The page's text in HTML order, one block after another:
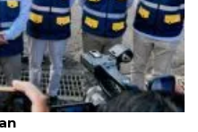
stok BBM dan LPG